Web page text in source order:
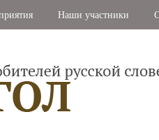
Наши участники